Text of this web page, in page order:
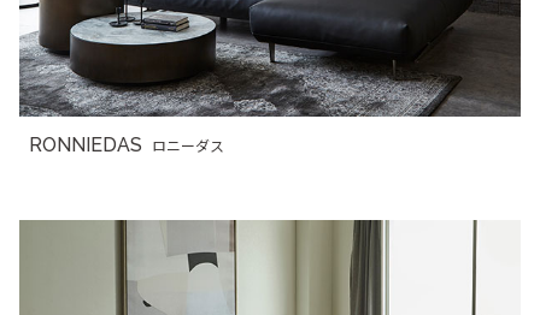
RONNIEDAS ロニーダス